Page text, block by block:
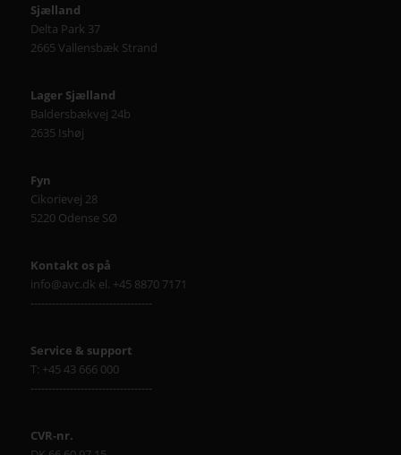
Sjælland
Delta Park 37
2665 Vallensbæk Strand
Lager Sjælland
Baldersbækvej 24b
2635 Ishøj
Fyn
Cikorievej 28
5220 Odense SØ
Kontakt os på
info@avc.dk el. +45 8870 7171
----------------------------------
Service & support
T: +45 43 666 000
----------------------------------
CVR-nr.